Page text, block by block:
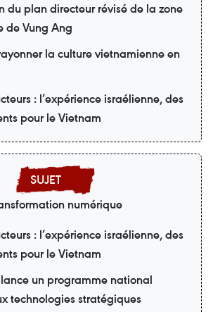
du plan directeur révisé de la zone
de Vung Ang
la culture vietnamienne en
: l’expérience israélienne, des
pour le Vietnam
numérique
: l’expérience israélienne, des
pour le Vietnam
un programme national
technologies stratégiques